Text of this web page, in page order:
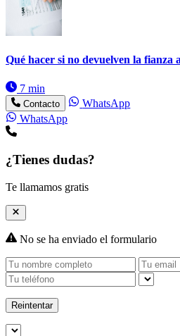
Qué hacer si no devuelven la
7 min
Contacto
WhatsApp
WhatsApp
¿Tienes dudas?
Te llamamos gratis
No se ha enviado el formulario
Reintentar